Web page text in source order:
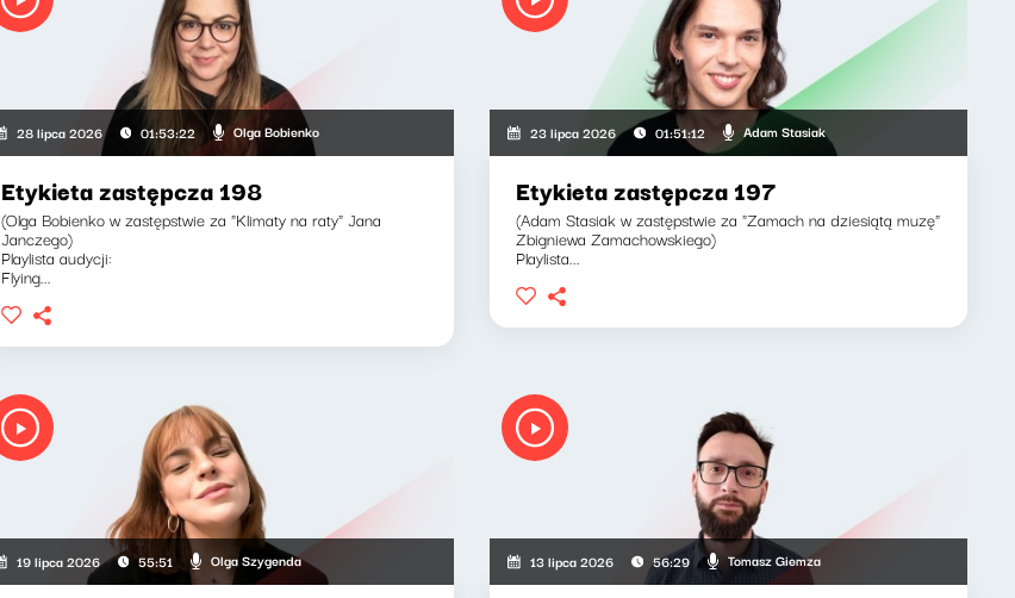
28 lipca 2026 01:53:22 Olga Bobienko
Etykieta zastępcza 198
(Olga Bobienko w zastępstwie za "Klimaty na raty" Jana
Janczego)
Playlista audycji:
Flying...
23 lipca 2026 01:51:12 Adam Stasiak
Etykieta zastępcza 197
(Adam Stasiak w zastępstwie za "Zamach na dziesiątą muzę"
Zbigniewa Zamachowskiego)
Playlista...
19 lipca 2026 55:51 Olga Szygenda 13 lipca 2026 56:29 Tomasz Giemza